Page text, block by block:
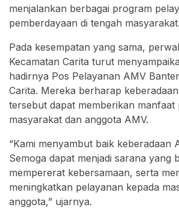
menjalankan berbagai program
pemberdayaan di tengah masyarakat.
Pada kesempatan yang sama,
Kecamatan Carita turut
hadirnya Pos Pelayanan AMV
Carita. Mereka berharap
tersebut dapat memberikan manfaat
masyarakat dan anggota AMV.
“Kami menyambut baik keberadaan
Semoga dapat menjadi sarana yang
mempererat kebersamaan, serta
meningkatkan pelayanan kepada
anggota,” ujarnya.